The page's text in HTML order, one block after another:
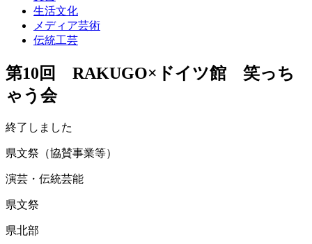
生活文化
メディア芸術
伝統工芸
第10回 RAKUGO×ドイツ館 笑っち
ゃう会
終了しました
県文祭（協賛事業等）
演芸・伝統芸能
県文祭
県北部